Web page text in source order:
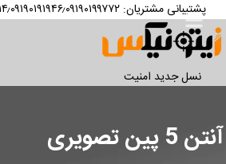
پشتیبانی مشتریان:
نسل جدید امنیت
آنتن 5 پین تصویری